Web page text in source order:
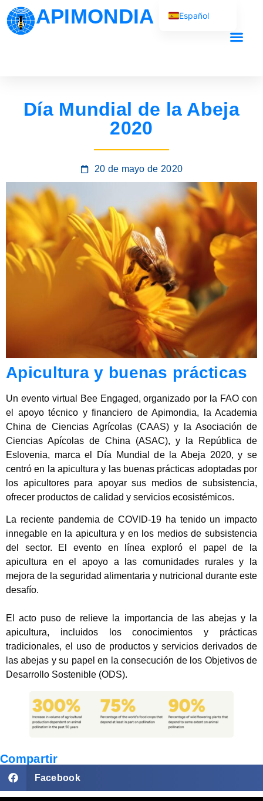
APIMONDIA
Día Mundial de la Abeja
2020
20 de mayo de 2020
Apicultura y buenas prácticas
Un evento virtual Bee Engaged, organizado por la FAO con
el apoyo técnico y financiero de Apimondia, la Academia
China de Ciencias Agrícolas (CAAS) y la Asociación de
Ciencias Apícolas de China (ASAC), y la República de
Eslovenia, marca el Día Mundial de la Abeja 2020, y se
centró en la apicultura y las buenas prácticas adoptadas por
los apicultores para apoyar sus medios de subsistencia,
ofrecer productos de calidad y servicios ecosistémicos.
La reciente pandemia de COVID-19 ha tenido un impacto
innegable en la apicultura y en los medios de subsistencia
del sector. El evento en línea exploró el papel de la
apicultura en el apoyo a las comunidades rurales y la
mejora de la seguridad alimentaria y nutricional durante este
desafío.
El acto puso de relieve la importancia de las abejas y la
apicultura, incluidos los conocimientos y prácticas
tradicionales, el uso de productos y servicios derivados de
las abejas y su papel en la consecución de los Objetivos de
Desarrollo Sostenible (ODS).
Compartir
Facebook
Español
Русский